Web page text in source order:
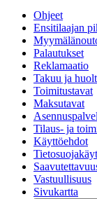
Ohjeet
Ensitilaajan
Palautukset
Reklamaatio
Takuu ja
Toimitustavat
Maksutavat
Tilaus- ja
Käyttöehdot
Vastuullisuus
Sivukartta